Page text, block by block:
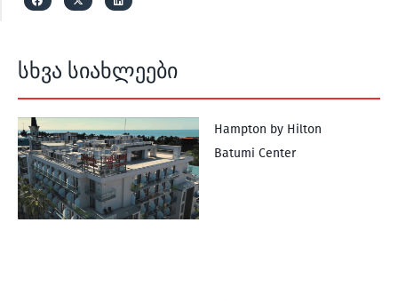
სხვა სიახლეები
Hampton by Hilton
Batumi Center